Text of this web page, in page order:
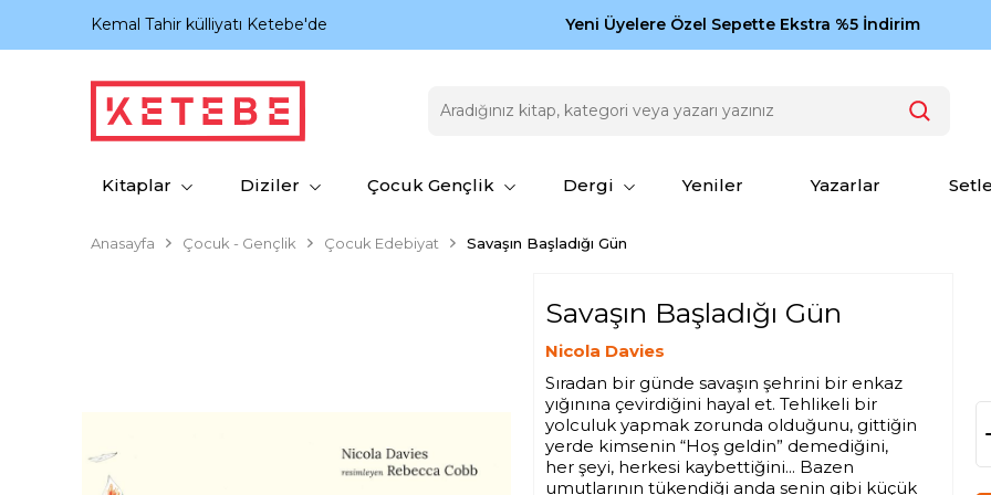
Kemal Tahir külliyatı Ketebe'de Zamansız eserler Ketebe'de: Cengiz Aytmatov
Yeni Üyelere Özel Sepette Ekstra %5 İndirim
Kitaplar Diziler Çocuk Gençlik Dergi Yeniler Yazarlar
Anasayfa Çocuk - Gençlik Çocuk Edebiyat Savaşın Başladığı Gün
Savaşın Başladığı Gün
Nicola Davies
Sıradan bir günde savaşın şehrini bir enkaz
yığınına çevirdiğini hayal et. Tehlikeli bir
yolculuk yapmak zorunda olduğunu, gittiğin
yerde kimsenin “Hoş geldin” demediğini,
her şeyi, herkesi kaybettiğini... Bazen
umutlarının tükendiği anda senin gibi küçük